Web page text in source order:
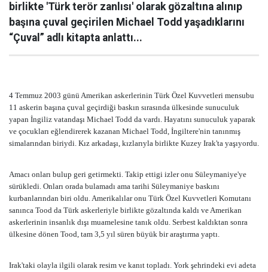
birlikte 'Türk terör zanlısı' olarak gözaltına alınıp
başına çuval geçirilen Michael Todd yaşadıklarını
“Çuval” adlı kitapta anlattı...
4 Temmuz 2003 günü Amerikan askerlerinin Türk Özel Kuvvetleri mensubu
11 askerin başına çuval geçirdiği baskın sırasında ülkesinde sunuculuk
yapan İngiliz vatandaşı Michael Todd da vardı. Hayatını sunuculuk yaparak
ve çocukları eğlendirerek kazanan Michael Todd, İngiltere'nin tanınmış
simalarından biriydi. Kız arkadaşı, kızlarıyla birlikte Kuzey Irak'ta yaşıyordu.
Amacı onları bulup geri getirmekti. Takip ettigi izler onu Süleymaniye'ye
sürükledi. Onları orada bulamadı ama tarihi Süleymaniye baskını
kurbanlarından biri oldu. Amerikalılar onu Türk Özel Kuvvetleri Komutanı
sanınca Tood da Türk askerleriyle birlikte gözaltında kaldı ve Amerikan
askerlerinin insanlık dışı muamelesine tanık oldu. Serbest kaldıktan sonra
ülkesine dönen Tood, tam 3,5 yıl süren büyük bir araştırma yaptı.
Irak'taki olayla ilgili olarak resim ve kanıt topladı. York şehrindeki evi adeta